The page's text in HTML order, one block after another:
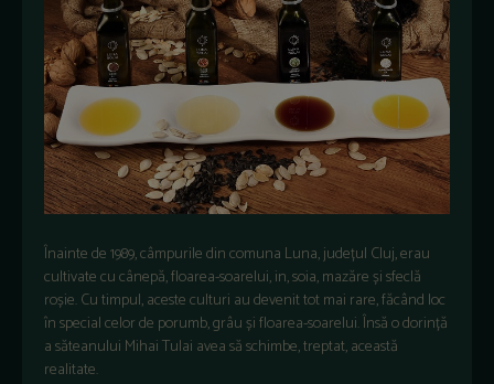
Înainte de 1989, câmpurile din comuna Luna, județul Cluj, erau
cultivate cu cânepă, floarea-soarelui, in, soia, mazăre și sfeclă
roșie. Cu timpul, aceste culturi au devenit tot mai rare, făcând loc
în special celor de porumb, grâu și floarea-soarelui. Însă o dorință
a săteanului Mihai Tulai avea să schimbe, treptat, această
realitate.